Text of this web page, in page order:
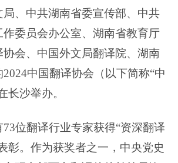
局、中共湖南省委宣传部、中共
委员会办公室、湖南省教育厅
会、中国外文局翻译院、湖南
中国翻译协会（以下简称“中
长沙举办。
位翻译行业专家获得“资深翻译
彰。作为获奖者之一，中央党史